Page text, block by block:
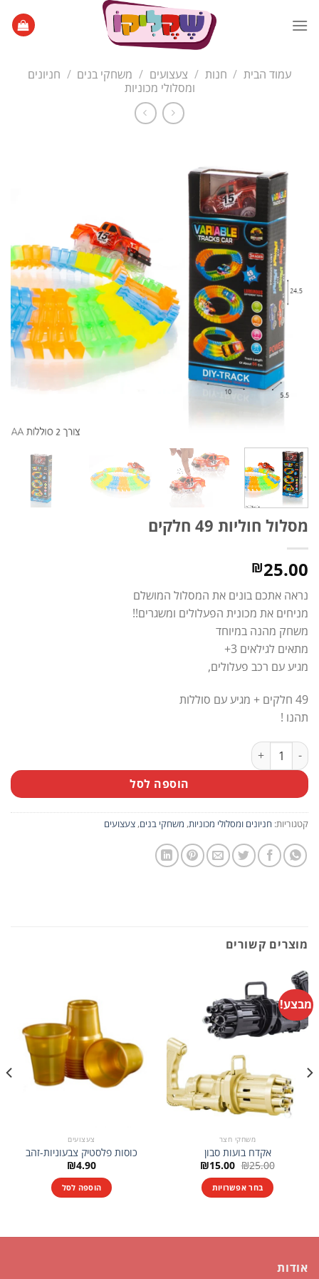
עמוד הבית / חנות / צעצועים / משחקי בנים / חניונים
ומסלולי מכוניות
מסלול חוליות 49 חלקים
₪25.00
נראה אתכם בונים את המסלול המושלם
מניחים את מכונית הפעלולים ומשגרים!!
משחק מהנה במיוחד
מתאים לגילאים 3+
מגיע עם רכב פעלולים,
49 חלקים + מגיע עם סוללות
תהנו !
כמות של מסלול חוליות 49 חלקים
הוספה לסל
קטגוריות: חניונים ומסלולי מכוניות, משחקי בנים, צעצועים
מוצרים קשורים
מבצע!
משחקי חצר
אקדח בועות סבון
₪25.00 המחיר
המקורי
היה:
₪25.00.
₪15.00 המחיר
הנוכחי
בחר אפשרויות
יש
צעצועים
כוסות פלסטיק צבעוניות-זהב
₪4.90
הוספה לסל
אודות